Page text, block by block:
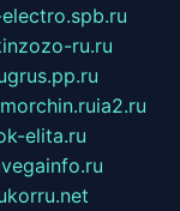
ru.ru
ia2.ru
elita.ru
korru.net